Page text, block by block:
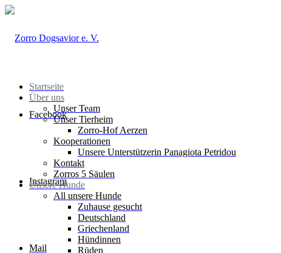
Facebook
Instagram
Mail
Startseite
Über uns
Unser Team
Unser Tierheim
Zorro-Hof Aerzen
Kooperationen
Unsere Unterstützerin Panagiota Petridou
Kontakt
Zorros 5 Säulen
Unsere Hunde
All unsere Hunde
Zuhause gesucht
Deutschland
Griechenland
Hündinnen
Rüden